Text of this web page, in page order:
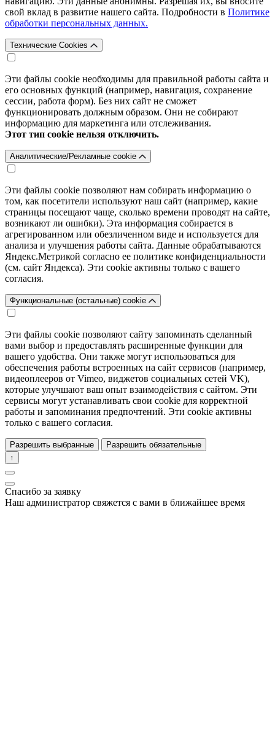
свой вклад в развитие нашего сайта. Подробности в Политике
обработки персональных данных.
Технические Cookies
Эти файлы cookie необходимы для правильной работы сайта и
его основных функций (например, навигация, сохранение
сессии, работа форм). Без них сайт не сможет
функционировать должным образом. Они не собирают
информацию для маркетинга или отслеживания.
Этот тип cookie нельзя отключить.
Аналитические/Рекламные cookie
Эти файлы cookie позволяют нам собирать информацию о
том, как посетители используют наш сайт (например, какие
страницы посещают чаще, сколько времени проводят на сайте,
возникают ли ошибки). Эта информация собирается в
агрегированном или обезличенном виде и используется для
анализа и улучшения работы сайта. Данные обрабатываются
Яндекс.Метрикой согласно ее политике конфиденциальности
(см. сайт Яндекса). Эти cookie активны только с вашего
согласия.
Функциональные (остальные) cookie
Эти файлы cookie позволяют сайту запоминать сделанный
вами выбор и предоставлять расширенные функции для
вашего удобства. Они также могут использоваться для
обеспечения работы встроенных на сайт сервисов (например,
видеоплееров от Vimeo, виджетов социальных сетей VK),
которые улучшают ваш опыт взаимодействия с сайтом. Эти
сервисы могут устанавливать свои cookie для корректной
работы и запоминания предпочтений. Эти cookie активны
только с вашего согласия.
Разрешить выбранные
Разрешить обязательные
↑
Спасибо за заявку
Наш администратор свяжется с вами в ближайшее время